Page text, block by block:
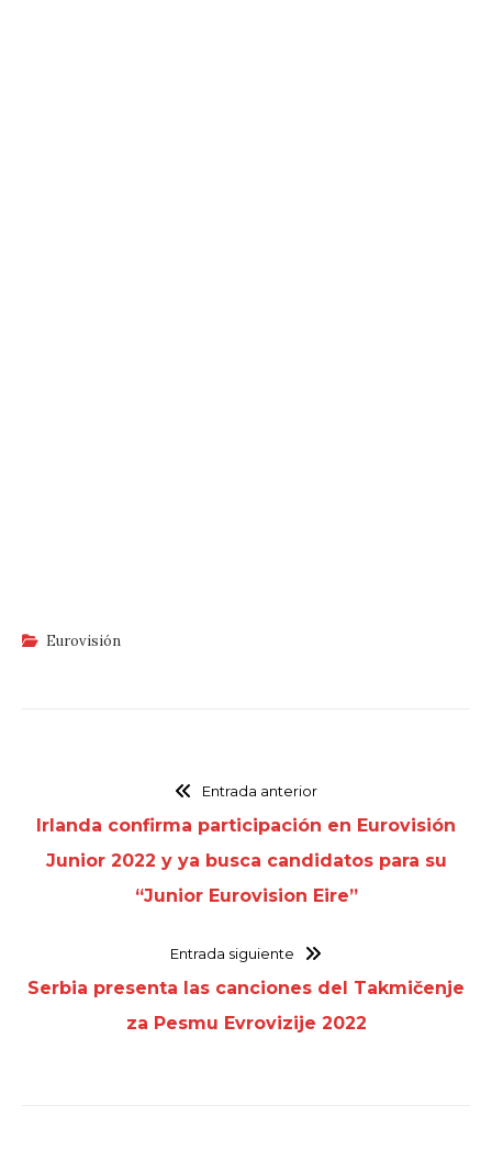
Eurovisión
Entrada anterior
Irlanda confirma participación en Eurovisión
Junior 2022 y ya busca candidatos para su
“Junior Eurovision Eire”
Entrada siguiente
Serbia presenta las canciones del Takmičenje
za Pesmu Evrovizije 2022